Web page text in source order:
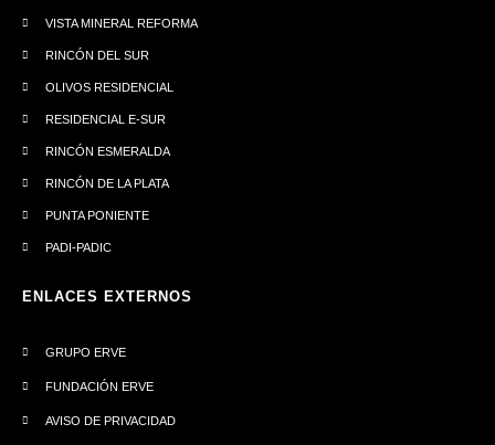
VISTA MINERAL REFORMA
RINCÓN DEL SUR
OLIVOS RESIDENCIAL
RESIDENCIAL E-SUR
RINCÓN ESMERALDA
RINCÓN DE LA PLATA
PUNTA PONIENTE
PADI-PADIC
ENLACES EXTERNOS
GRUPO ERVE
FUNDACIÓN ERVE
AVISO DE PRIVACIDAD